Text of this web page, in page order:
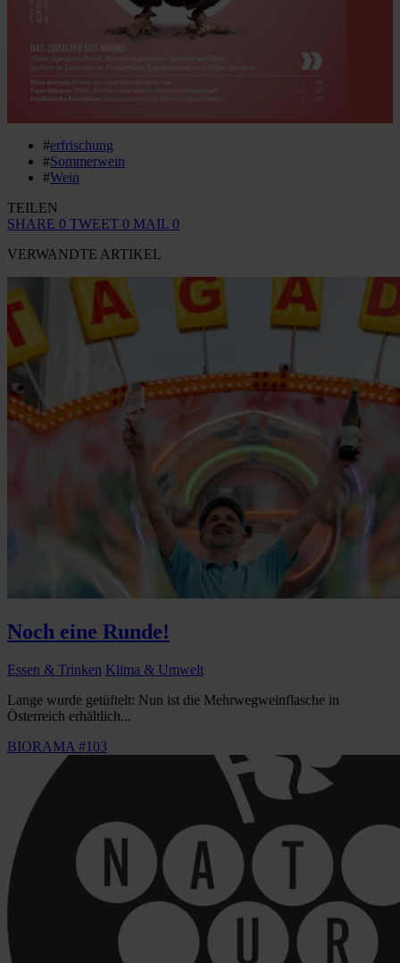
#erfrischung
#Sommerwein
#Wein
TEILEN
SHARE 0 TWEET 0 MAIL 0
VERWANDTE ARTIKEL
Noch eine Runde!
Essen & Trinken Klima & Umwelt
Lange wurde getüftelt: Nun ist die Mehrwegweinflasche in
Österreich erhältlich...
BIORAMA #103